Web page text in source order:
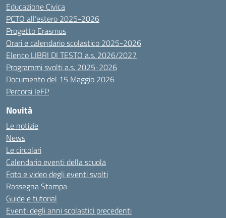
Educazione Civica
PCTO all’estero 2025-2026
Progetto Erasmus
Orari e calendario scolastico 2025-2026
Elenco LIBRI DI TESTO a.s. 2026/2027
Programmi svolti a.s. 2025-2026
Documento del 15 Maggio 2026
Percorsi IeFP
Novità
Le notizie
News
Le circolari
Calendario eventi della scuola
Foto e video degli eventi svolti
Rassegna Stampa
Guide e tutorial
Eventi degli anni scolastici precedenti